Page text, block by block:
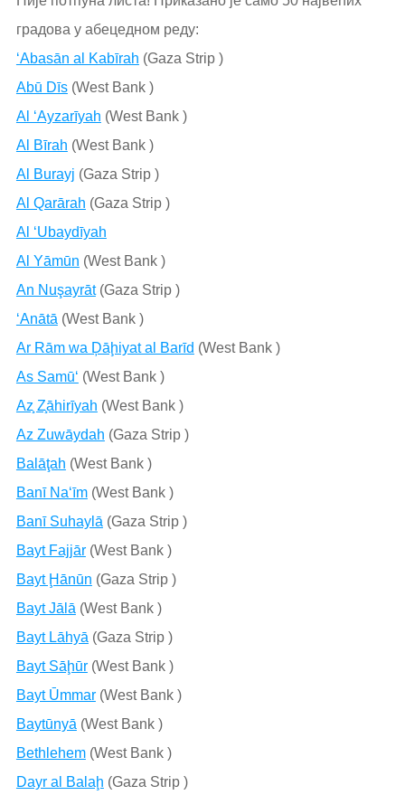
градова у абецедном реду:
‘Abasān al Kabīrah (Gaza Strip )
Abū Dīs(West Bank )
Al ‘Ayzarīyah (West Bank )
Al Bīrah (West Bank )
Al Burayj (Gaza Strip )
Al Qarārah (Gaza Strip )
Al ‘Ubaydīyah
Al Yāmūn (West Bank )
An Nuşayrāt(Gaza Strip )
‘Anātā (West Bank )
Ar Rām wa Ḑāḩiyat al Barīd (West Bank )
As Samū‘ (West Bank )
Az̧ Z̧āhirīyah (West Bank )
Az Zuwāydah (Gaza Strip )
Balāţah (West Bank )
Banī Na‘īm(West Bank )
Banī Suhaylā (Gaza Strip )
Bayt Fajjār(West Bank )
Bayt Ḩānūn (Gaza Strip )
Bayt Jālā (West Bank )
Bayt Lāhyā (Gaza Strip )
Bayt Sāḩūr(West Bank )
Bayt Ūmmar(West Bank )
Baytūnyā (West Bank )
Bethlehem(West Bank )
Dayr al Balaḩ (Gaza Strip )